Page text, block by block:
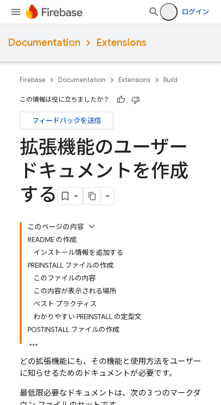
ログイン
Documentation Extensions
Firebase Documentation Extensions Build
この情報は役に立ちましたか？
フィードバックを送信
拡張機能のユーザー
ドキュメントを作成
する
このページの内容
README の作成
インストール情報を追加する
PREINSTALL ファイルの作成
このファイルの内容
この内容が表示される場所
ベスト プラクティス
わかりやすい PREINSTALL の定型文
POSTINSTALL ファイルの作成
どの拡張機能にも、その機能と使用方法をユーザー
に知らせるためのドキュメントが必要です。
最低限必要なドキュメントは、次の 3 つのマークダ